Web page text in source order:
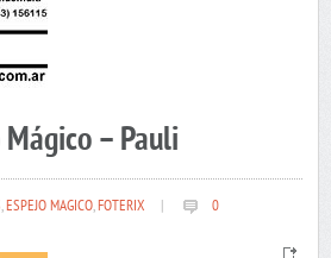
Mágico – Pauli
,ESPEJO MAGICO,FOTERIX 0